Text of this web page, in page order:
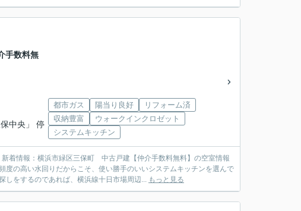
手数料無
中央」 停
都市ガス 陽当り良好
リフォーム済
収納豊富
ウォークインクロゼット
システムキッチン
着情報：横浜市緑区三保町 中古戸建【仲介手数料無料】の空室情報
の高い水回りだからこそ、使い勝手のいいシステムキッチンを選んで
しをするのであれば、横浜線十日市場周辺... もっと見る